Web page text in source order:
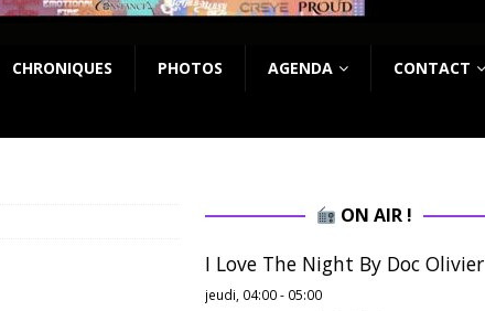
CHRONIQUES PHOTOS AGENDA CONTACT
ON AIR !
I Love The Night By Doc Olivier
jeudi, 04:00 - 05:00